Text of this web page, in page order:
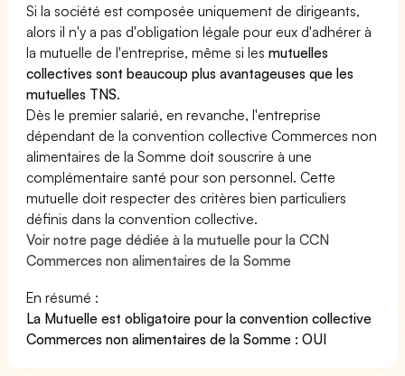
Si la société est composée uniquement de dirigeants,
alors il n'y a pas d'obligation légale pour eux d'adhérer à
la mutuelle de l'entreprise, même si lesmutuelles
collectives sont beaucoup plus avantageuses que les
mutuelles TNS.
Dès le premier salarié, en revanche, l'entreprise
dépendant de la convention collective Commerces non
alimentaires de la Somme doit souscrire à une
complémentaire santé pour son personnel. Cette
mutuelle doit respecter des critères bien particuliers
définis dans la convention collective.
Voir notre page dédiée à la mutuelle pour la CCN
Commerces non alimentaires de la Somme
En résumé :
La Mutuelle est obligatoire pour la convention collective
Commerces non alimentaires de la Somme : OUI